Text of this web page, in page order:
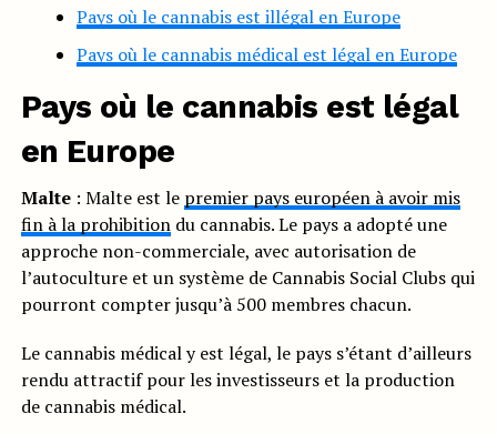
Pays où le cannabis est illégal en Europe
Pays où le cannabis médical est légal en Europe
Pays où le cannabis est légal
en Europe
Malte: Malte est le premier pays européen à avoir mis
fin à la prohibitiondu cannabis. Le pays a adopté une
approche non-commerciale, avec autorisation de
l’autoculture et un système de Cannabis Social Clubs qui
pourront compter jusqu’à 500 membres chacun.
Le cannabis médical y est légal, le pays s’étant d’ailleurs
rendu attractif pour les investisseurs et la production
de cannabis médical.